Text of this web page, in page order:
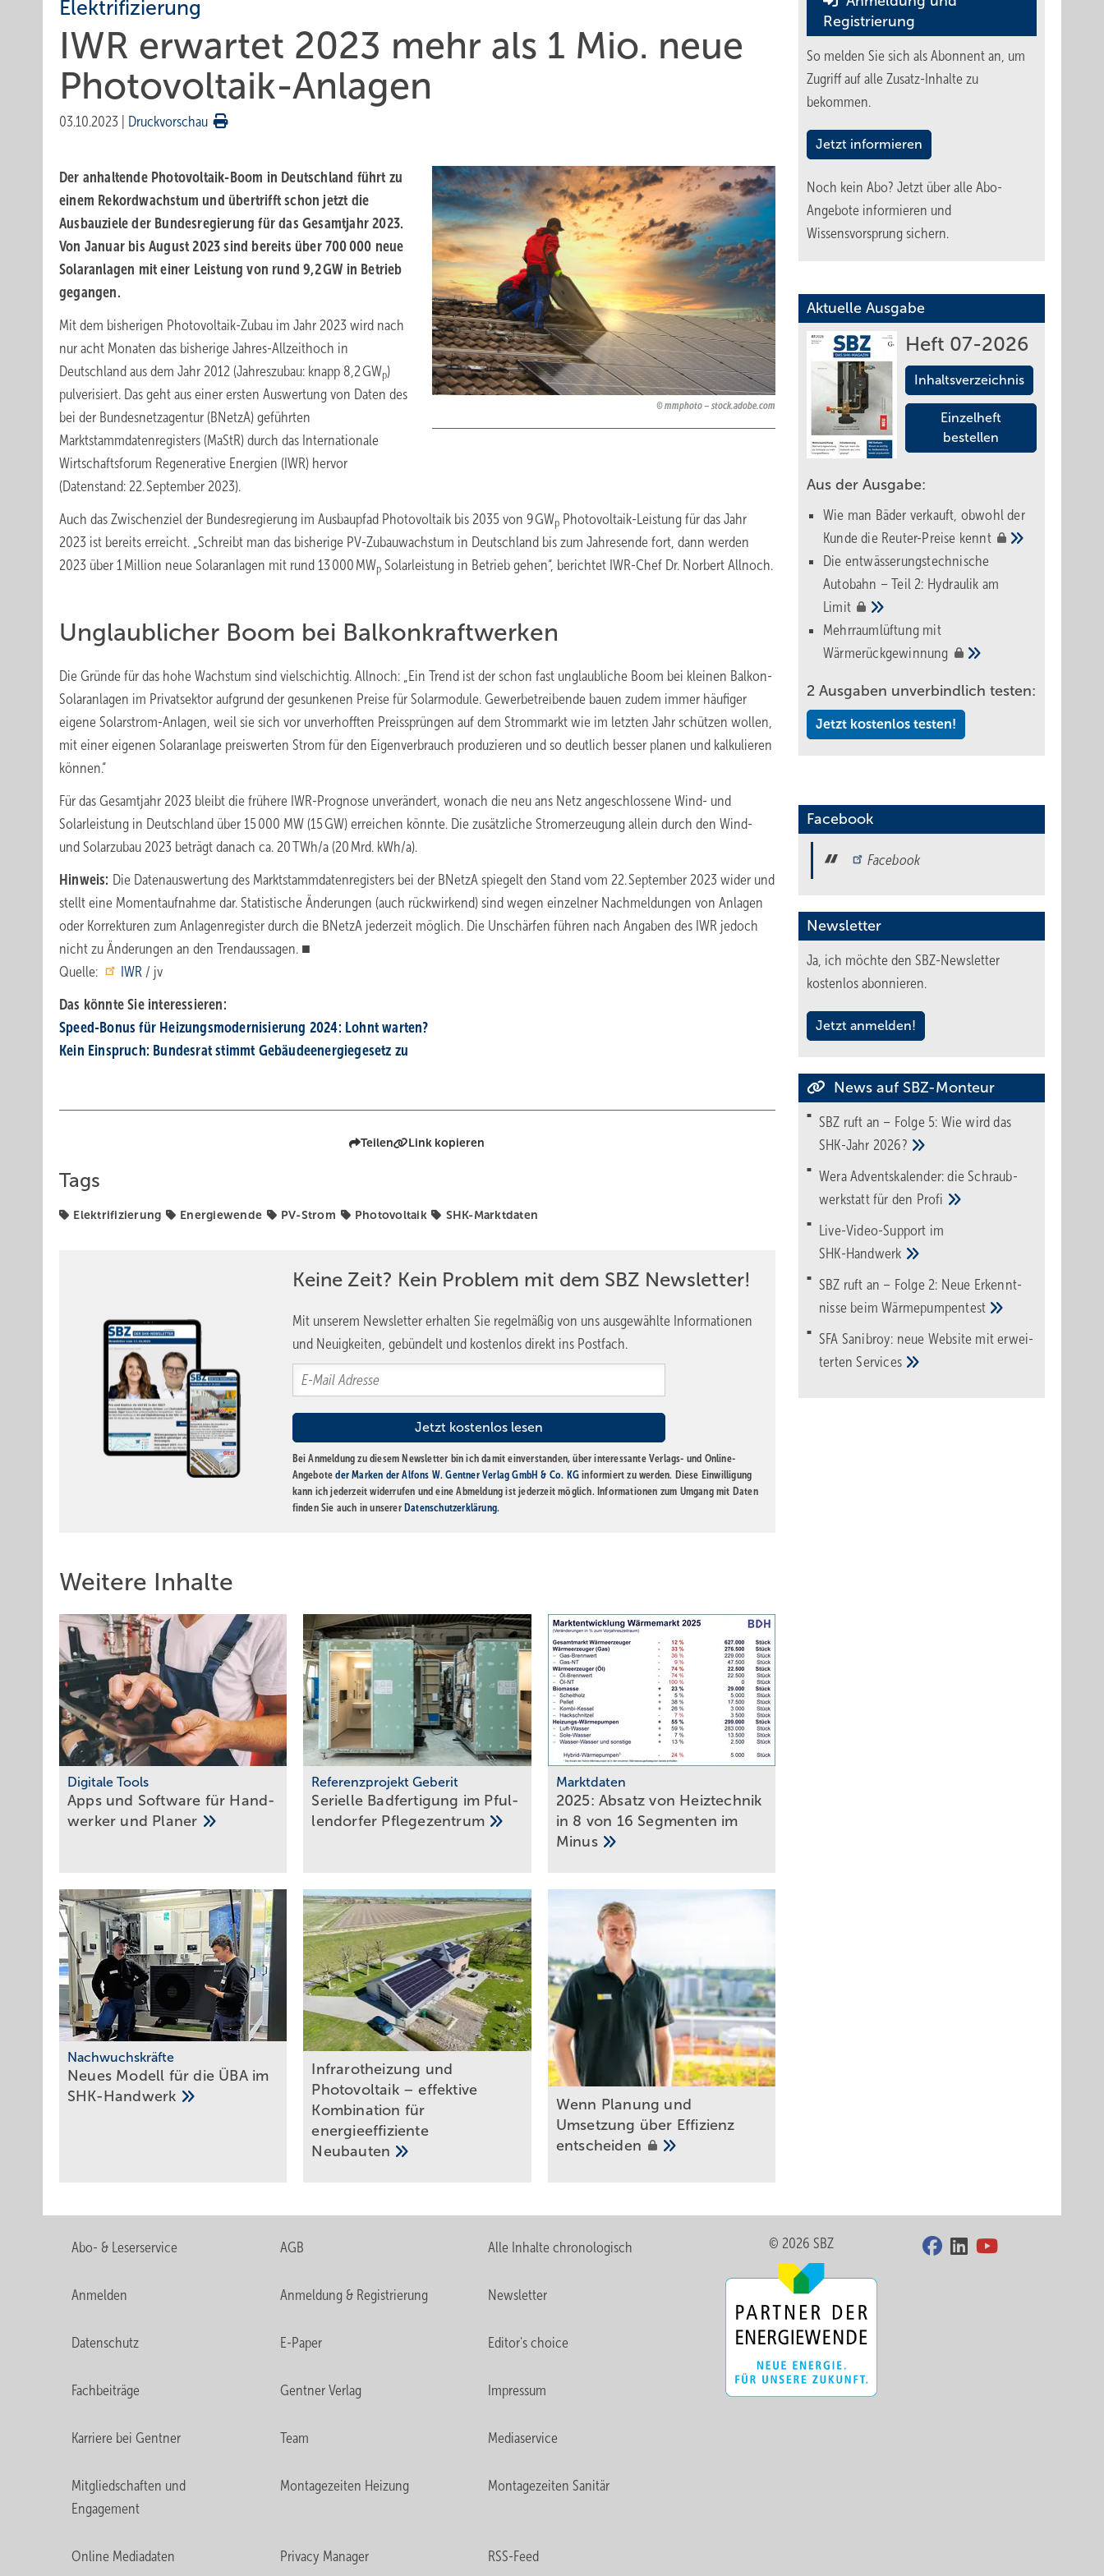
Elektrifizierung
IWR erwartet 2023 mehr als 1 Mio. neue
Photovoltaik-Anlagen
03.10.2023 Druckvorschau
mmphoto – stock.adobe.com
Der anhaltende Photovoltaik-Boom in Deutschland führt zu
einem Rekordwachstum und übertrifft schon jetzt die
Ausbauziele der Bundesregierung für das Gesamtjahr 2023.
Von Januar bis August 2023 sind bereits über 700 000 neue
Solaranlagen mit einer Leistung von rund 9,2 GW in Betrieb
gegangen.
Mit dem bisherigen Photovoltaik-Zubau im Jahr 2023 wird nach
nur acht Monaten das bisherige Jahres-Allzeithoch in
Deutschland aus dem Jahr 2012 (Jahreszubau: knapp 8,2 GWp)
pulverisiert. Das geht aus einer ersten Auswertung von Daten des
bei der Bundesnetzagentur (BNetzA) geführten
Marktstammdatenregisters (MaStR) durch das Internationale
Wirtschaftsforum Regenerative Energien (IWR) hervor
(Datenstand: 22. September 2023).
Auch das Zwischenziel der Bundesregierung im Ausbaupfad Photovoltaik bis 2035 von 9 GWp Photovoltaik-Leistung für das Jahr
2023 ist bereits erreicht. „Schreibt man das bisherige PV-Zubauwachstum in Deutschland bis zum Jahresende fort, dann werden
2023 über 1 Million neue Solaranlagen mit rund 13 000 MWp Solarleistung in Betrieb gehen“, berichtet IWR-Chef Dr. Norbert Allnoch.
Unglaublicher Boom bei Balkonkraftwerken
Die Gründe für das hohe Wachstum sind vielschichtig. Allnoch: „Ein Trend ist der schon fast unglaubliche Boom bei kleinen Balkon-
Solaranlagen im Privatsektor aufgrund der gesunkenen Preise für Solarmodule. Gewerbetreibende bauen zudem immer häufiger
eigene Solarstrom-Anlagen, weil sie sich vor unverhofften Preissprüngen auf dem Strommarkt wie im letzten Jahr schützen wollen,
mit einer eigenen Solaranlage preiswerten Strom für den Eigenverbrauch produzieren und so deutlich besser planen und kalkulieren
können.“
Für das Gesamtjahr 2023 bleibt die frühere IWR-Prognose unverändert, wonach die neu ans Netz angeschlossene Wind- und
Solarleistung in Deutschland über 15 000 MW (15 GW) erreichen könnte. Die zusätzliche Stromerzeugung allein durch den Wind-
und Solarzubau 2023 beträgt danach ca. 20 TWh/a (20 Mrd. kWh/a).
Hinweis: Die Datenauswertung des Marktstammdatenregisters bei der BNetzA spiegelt den Stand vom 22. September 2023 wider und
stellt eine Momentaufnahme dar. Statistische Änderungen (auch rückwirkend) sind wegen einzelner Nachmeldungen von Anlagen
oder Korrekturen zum Anlagenregister durch die BNetzA jederzeit möglich. Die Unschärfen führen nach Angaben des IWR jedoch
nicht zu Änderungen an den Trendaussagen. ■
Quelle:
IWR / jv
Das könnte Sie interessieren:
Speed-Bonus für Heizungsmodernisierung 2024: Lohnt warten?
Kein Einspruch: Bundesrat stimmt Gebäude­energie­gesetz zu
Teilen Link kopieren
Tags
Elektrifizierung Energiewende PV-Strom Photovoltaik SHK-Marktdaten
Keine Zeit? Kein Problem mit dem SBZ Newsletter!
Mit unserem Newsletter erhalten Sie regelmäßig von uns ausgewählte Informationen
und Neuigkeiten, gebündelt und kostenlos direkt ins Postfach.
Bei Anmeldung zu diesem Newsletter bin ich damit einverstanden, über interessante Verlags- und Online-
Angeboteder Marken der Alfons W. Gentner Verlag GmbH & Co. KG informiert zu werden. Diese Einwilligung
kann ich jederzeit widerrufen und eine Abmeldung ist jederzeit möglich. Informationen zum Umgang mit Daten
finden Sie auch in unserer Datenschutzerklärung.
Weitere Inhalte
Digitale Tools
Apps und Soft­ware für Hand­
werker und Planer
Referenzprojekt Geberit
Serielle Badfertigung im Pful­
len­dor­fer Pfle­ge­zen­trum
Marktdaten
2025: Absatz von Heiztechnik
in 8 von 16 Segmenten im
Minus
Nachwuchskräfte
Neues Modell für die ÜBA im
SHK-Handwerk
Infraroth eizung und
Photovoltaik – effektive
Kombination für
energieeffiziente
Neubauten
Wenn Planung und
Umsetzung über Effizienz
entscheiden
Registrierung
So melden Sie sich als Abonnent an, um
Zugriff auf alle Zusatz-Inhalte zu
bekommen.
Jetzt informieren
Noch kein Abo? Jetzt über alle Abo-
Angebote informieren und
Wissensvorsprung sichern.
Aktuelle Ausgabe
Heft 07-2026
Inhaltsverzeichnis
Einzelheft
bestellen
Aus der Ausgabe:
Wie man Bäder verkauft, obwohl der
Kunde die Reuter-Preise kennt
Die entwässerungstechnische
Autobahn – Teil 2: Hydraulik am
Limit
Mehrraumlüftung mit
Wärmerückgewinnung
2 Ausgaben unverbindlich testen:
Jetzt kostenlos testen!
Facebook
Facebook
Newsletter
Ja, ich möchte den SBZ-Newsletter
kostenlos abonnieren.
Jetzt anmelden!
News auf SBZ-Monteur
SBZ ruft an – Folge 5: Wie wird das
SHK-Jahr 2026?
Wera Adventskalender: die Schraub­
werk­statt für den Pro­fi
Live-Video-Support im
SHK-Handwerk
SBZ ruft an – Folge 2: Neue Erkennt­
nisse beimWärme­pumpen­test
SFA Sanibroy: neue Web­site mit erwei­
tertenServices
Abo- & Leserservice AGB Alle Inhalte chronologisch
Anmelden Anmeldung & Registrierung Newsletter
Datenschutz E-Paper Editor's choice
Fachbeiträge Gentner Verlag Impressum
Karriere bei Gentner Team Mediaservice
Mitgliedschaften und
Engagement
Montagezeiten Heizung Montagezeiten Sanitär
Online Mediadaten Privacy Manager RSS-Feed
© 2026 SBZ